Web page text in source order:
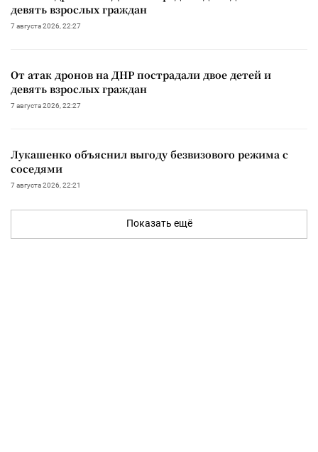
девять взрослых граждан
7 августа 2026, 22:27
От атак дронов на ДНР пострадали двое детей и
девять взрослых граждан
7 августа 2026, 22:27
Лукашенко объяснил выгоду безвизового режима с
соседями
7 августа 2026, 22:21
Показать ещё